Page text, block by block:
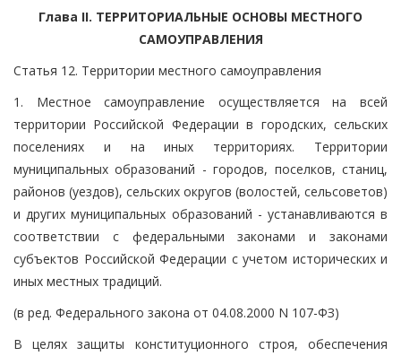
Глава II. ТЕРРИТОРИАЛЬНЫЕ ОСНОВЫ МЕСТНОГО
САМОУПРАВЛЕНИЯ
Статья 12. Территории местного самоуправления
1. Местное самоуправление осуществляется на всей
территории Российской Федерации в городских, сельских
поселениях и на иных территориях. Территории
муниципальных образований - городов, поселков, станиц,
районов (уездов), сельских округов (волостей, сельсоветов)
и других муниципальных образований - устанавливаются в
соответствии с федеральными законами и законами
субъектов Российской Федерации с учетом исторических и
иных местных традиций.
(в ред. Федерального закона от 04.08.2000 N 107-ФЗ)
В целях защиты конституционного строя, обеспечения